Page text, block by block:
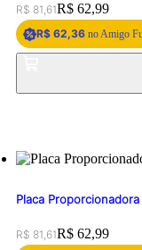
Original price:
R$ 81,61Price:
R$ 62,99
R$ 62,36 no Amigo
Placa
Original price:
R$ 81,61Price:
R$ 62,99